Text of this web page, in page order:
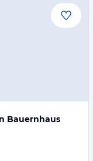
Bauernhaus